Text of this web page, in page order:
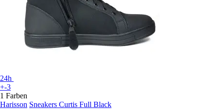
24h
+-3
1 Farben
Harisson Sneakers Curtis Full Black